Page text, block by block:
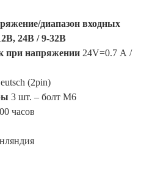
диапазон входных
24В / 9-32В
при напряжении 24V=0.7 А /
(2pin)
3 шт. – болт М6
часов